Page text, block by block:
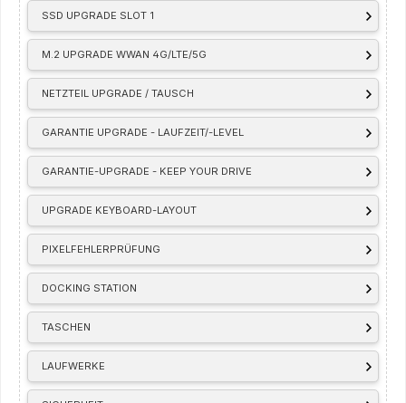
SSD UPGRADE SLOT 1
M.2 UPGRADE WWAN 4G/LTE/5G
NETZTEIL UPGRADE / TAUSCH
GARANTIE UPGRADE - LAUFZEIT/-LEVEL
GARANTIE-UPGRADE - KEEP YOUR DRIVE
UPGRADE KEYBOARD-LAYOUT
PIXELFEHLERPRÜFUNG
DOCKING STATION
TASCHEN
LAUFWERKE